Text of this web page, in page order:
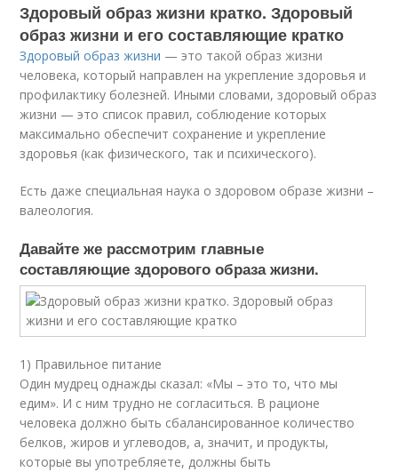
Здоровый образ жизни кратко. Здоровый
образ жизни и его составляющие кратко
Здоровый образ жизни — это такой образ жизни
человека, который направлен на укрепление здоровья и
профилактику болезней. Иными словами, здоровый образ
жизни — это список правил, соблюдение которых
максимально обеспечит сохранение и укрепление
здоровья (как физического, так и психического).
Есть даже специальная наука о здоровом образе жизни –
валеология.
Давайте же рассмотрим главные
составляющие здорового образа жизни.
1) Правильное питание
Один мудрец однажды сказал: «Мы – это то, что мы
едим». И с ним трудно не согласиться. В рационе
человека должно быть сбалансированное количество
белков, жиров и углеводов, а, значит, и продукты,
которые вы употребляете, должны быть